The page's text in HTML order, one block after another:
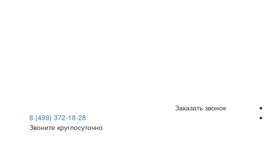
8 (499) 372-18-28
Звоните круглосуточно
Заказать звонок